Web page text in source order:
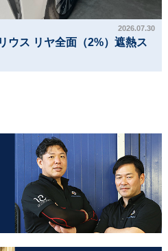
2026.07.30
ウス リヤ全面（2%）遮熱ス